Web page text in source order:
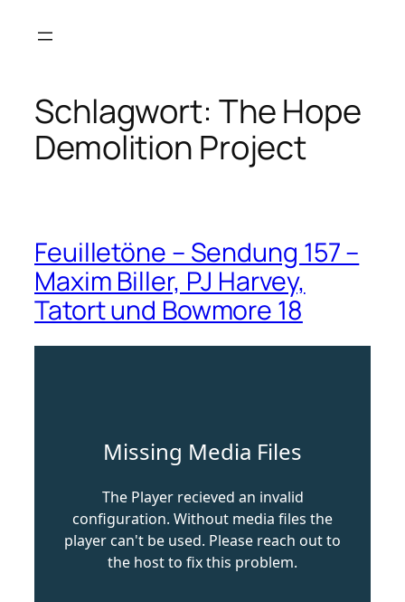
Inhalt
Schlagwort: The Hope
Demolition Project
Feuilletöne – Sendung 157 –
Maxim Biller, PJ Harvey,
Tatort und Bowmore 18